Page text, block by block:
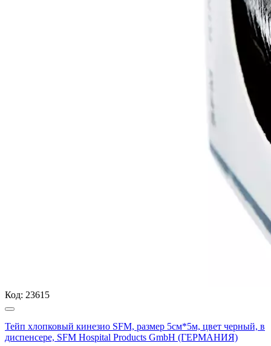
Код: 23615
Тейп хлопковый кинезио SFM, размер 5см*5м, цвет черный, в
диспенсере, SFM Hospital Products GmbH (ГЕРМАНИЯ)